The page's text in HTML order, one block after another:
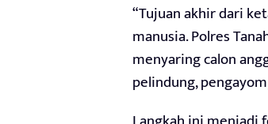
“Tujuan akhir dari
manusia. Polres
menyaring calon
pelindung,